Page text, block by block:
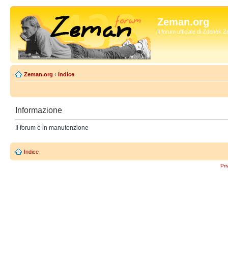
Zeman.org
Il forum ufficiale di Zdenek
Zeman.org ‹ Indice
Informazione
Il forum è in manutenzione
Indice